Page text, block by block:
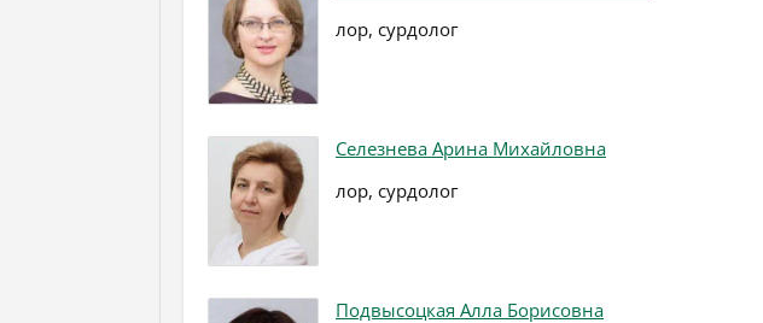
лор, сурдолог
Селезнева Арина Михайловна
лор, сурдолог
Подвысоцкая Алла Борисовна